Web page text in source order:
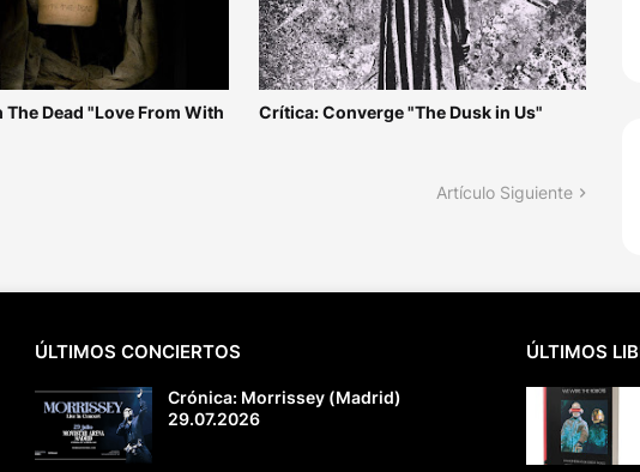
Dead "Love From With
Crítica: Converge "The Dusk in Us"
Artículo Siguiente
ÚLTIMOS CONCIERTOS
Crónica: Morrissey (Madrid)
29.07.2026
ÚLTIMOS